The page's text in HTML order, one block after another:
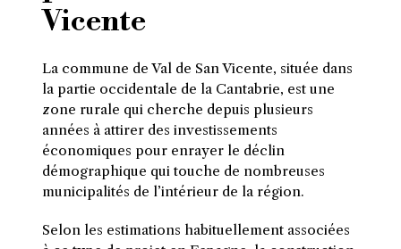
Vicente
La commune de Val de San Vicente, située dans
la partie occidentale de la Cantabrie, est une
zone rurale qui cherche depuis plusieurs
années à attirer des investissements
économiques pour enrayer le déclin
démographique qui touche de nombreuses
municipalités de l’intérieur de la région.
Selon les estimations habituellement associées